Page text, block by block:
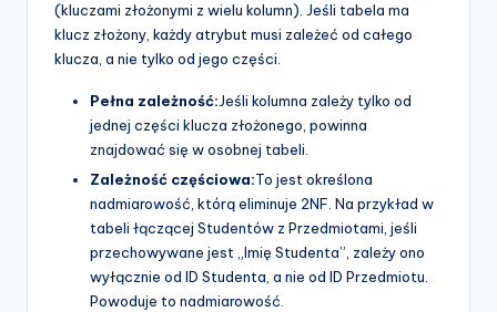
(kluczami złożonymi z wielu kolumn). Jeśli tabela ma
klucz złożony, każdy atrybut musi zależeć od całego
klucza, a nie tylko od jego części.
Pełna zależność:Jeśli kolumna zależy tylko od
jednej części klucza złożonego, powinna
znajdować się w osobnej tabeli.
Zależność częściowa:To jest określona
nadmiarowość, którą eliminuje 2NF. Na przykład w
tabeli łączącej Studentów z Przedmiotami, jeśli
przechowywane jest „Imię Studenta”, zależy ono
wyłącznie od ID Studenta, a nie od ID Przedmiotu.
Powoduje to nadmiarowość.